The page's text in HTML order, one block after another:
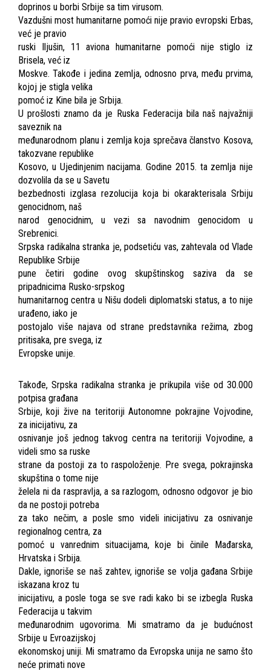
doprinos u borbi Srbije sa tim virusom.
Vazdušni most humanitarne pomoći nije pravio evropski Erbas,
već je pravio
ruski Iljušin, 11 aviona humanitarne pomoći nije stiglo iz
Brisela, već iz
Moskve. Takođe i jedina zemlja, odnosno prva, među prvima,
kojoj je stigla velika
pomoć iz Kine bila je Srbija.
U prošlosti znamo da je Ruska Federacija bila naš najvažniji
saveznik na
međunarodnom planu i zemlja koja sprečava članstvo Kosova,
takozvane republike
Kosovo, u Ujedinjenim nacijama. Godine 2015. ta zemlja nije
dozvolila da se u Savetu
bezbednosti izglasa rezolucija koja bi okarakterisala Srbiju
genocidnom, naš
narod genocidnim, u vezi sa navodnim genocidom u
Srebrenici.
Srpska radikalna stranka je, podsetiću vas, zahtevala od Vlade
Republike Srbije
pune četiri godine ovog skupštinskog saziva da se
pripadnicima Rusko-srpskog
humanitarnog centra u Nišu dodeli diplomatski status, a to nije
urađeno, iako je
postojalo više najava od strane predstavnika režima, zbog
pritisaka, pre svega, iz
Evropske unije.
Takođe, Srpska radikalna stranka je prikupila više od 30.000
potpisa građana
Srbije, koji žive na teritoriji Autonomne pokrajine Vojvodine,
za inicijativu, za
osnivanje još jednog takvog centra na teritoriji Vojvodine, a
videli smo sa ruske
strane da postoji za to raspoloženje. Pre svega, pokrajinska
skupština o tome nije
želela ni da raspravlja, a sa razlogom, odnosno odgovor je bio
da ne postoji potreba
za tako nečim, a posle smo videli inicijativu za osnivanje
regionalnog centra, za
pomoć u vanrednim situacijama, koje bi činile Mađarska,
Hrvatska i Srbija.
Dakle, ignoriše se naš zahtev, ignoriše se volja gađana Srbije
iskazana kroz tu
inicijativu, a posle toga se sve radi kako bi se izbegla Ruska
Federacija u takvim
međunarodnim ugovorima. Mi smatramo da je budućnost
Srbije u Evroazijskoj
ekonomskoj uniji. Mi smatramo da Evropska unija ne samo što
neće primati nove